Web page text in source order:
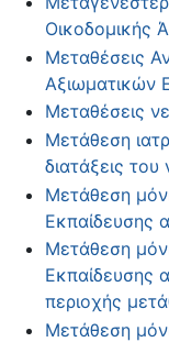
Οικοδομικής
Μεταθέσεις
Αξιωματικών
Μεταθέσεις
Μετάθεση
διατάξεις
Μετάθεση
Εκπαίδευσης
Μετάθεση
Εκπαίδευσης
περιοχής
Μετάθεση